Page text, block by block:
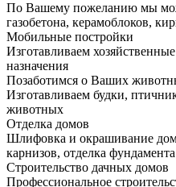
По Вашему пожеланию мы
газобетона, керамоблоков,
Мобильные постройки
Изготавливаем
назначения
Позаботимся о Ваших
Изготавливаем будки,
животных
Отделка домов
Шлифовка и окрашивание
карнизов, отделка фундамента
Строительство дачных домов
Профессиональное